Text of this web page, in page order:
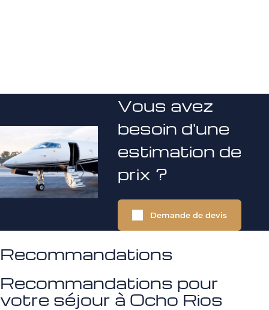
Vous avez
besoin d'une
estimation de
prix ?
Demande de devis
Recommandations
Recommandations pour
votre séjour à Ocho Rios